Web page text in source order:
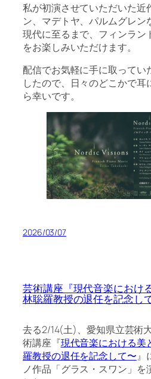
私が初演させていただいた近
ン、マデトヤ、パルムグレン
現代に至るまで、フィンラン
をお楽しみいただけます。
配信でお気軽に手に取ってい
したので、日々のどこかで耳
ら幸いです。
2026/03/07
芸術講座『現代音楽におけ
林聡羅教授の退任を記念し
去る2/14(土)、愛知県立芸術
術講座『現代音楽における美
羅教授の退任を記念して〜』
ノ作品「グラス・スワン」を